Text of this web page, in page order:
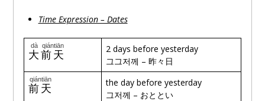
Time Expression – Dates
大
dà
前天
qiántiān
2 days before yesterday
그그저께 – 昨々日
前天
qiántiān
the day before yesterday
그저께 – おととい